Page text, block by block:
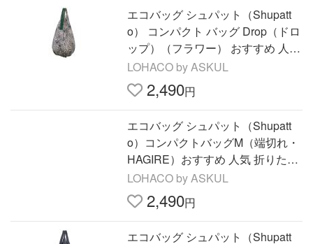
エコバッグ シュパット（Shupatt
o） コンパクト バッグ Drop（ドロ
ップ）（フラワー） おすすめ 人気
折りたたみ 縦型 S460F マーナ
LOHACO by ASKUL
2,490円
エコバッグ シュパット（Shupatt
o）コンパクトバッグM（端切れ・
HAGIRE）おすすめ 人気 折りたた
み S467HAG 1個 マーナ
LOHACO by ASKUL
2,490円
エコバッグ シュパット（Shupatt